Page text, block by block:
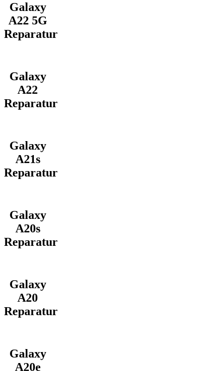
Galaxy
A22 5G
Reparatur
Galaxy
A22
Reparatur
Galaxy
A21s
Reparatur
Galaxy
A20s
Reparatur
Galaxy
A20
Reparatur
Galaxy
A20e